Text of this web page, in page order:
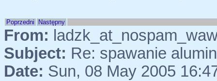
Poprzedni Następny
From:
Subject: Re: spawanie
Date: Sun, 08 May 2005